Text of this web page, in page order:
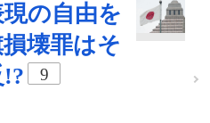
の自由を
壊罪はそ
9